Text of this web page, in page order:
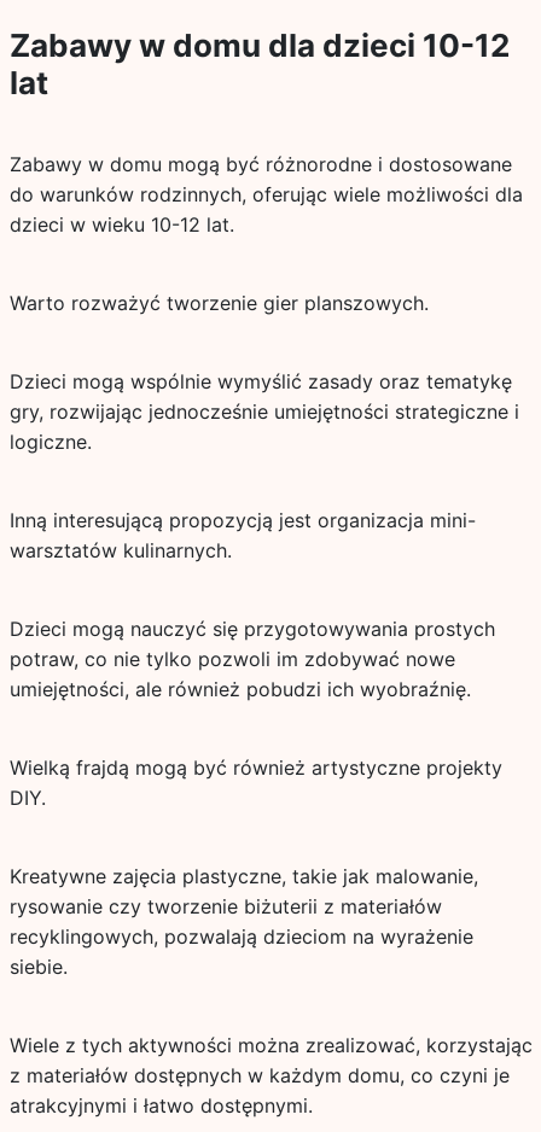
Zabawy w domu dla dzieci 10-12
lat
Zabawy w domu mogą być różnorodne i dostosowane
do warunków rodzinnych, oferując wiele możliwości dla
dzieci w wieku 10-12 lat.
Warto rozważyć tworzenie gier planszowych.
Dzieci mogą wspólnie wymyślić zasady oraz tematykę
gry, rozwijając jednocześnie umiejętności strategiczne i
logiczne.
Inną interesującą propozycją jest organizacja mini-
warsztatów kulinarnych.
Dzieci mogą nauczyć się przygotowywania prostych
potraw, co nie tylko pozwoli im zdobywać nowe
umiejętności, ale również pobudzi ich wyobraźnię.
Wielką frajdą mogą być również artystyczne projekty
DIY.
Kreatywne zajęcia plastyczne, takie jak malowanie,
rysowanie czy tworzenie biżuterii z materiałów
recyklingowych, pozwalają dzieciom na wyrażenie
siebie.
Wiele z tych aktywności można zrealizować, korzystając
z materiałów dostępnych w każdym domu, co czyni je
atrakcyjnymi i łatwo dostępnymi.